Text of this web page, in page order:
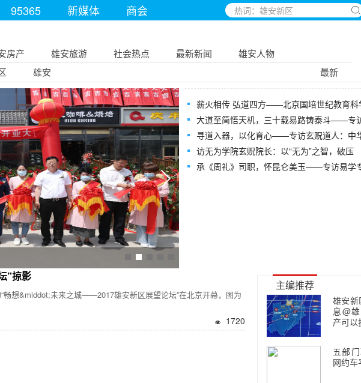
95365 新媒体 商会
房产 雄安旅游 社会热点 最新新闻
雄安人物
雄安 最新
薪火相传 弘道四方——北京国培世纪教育科
大道至简悟天机，三十载易路铸泰斗——专
寻道入器，以化育心——专访玄贶道人：中
访无为学院玄贶院长：以“无为”之智，破压
承《周礼》司职，怀昆仑美玉——专访易学
”掠影
&middot;未来之城——2017雄安新区展望论坛”在北京开幕，图为
1720
主编推荐
雄安
息@
产可以
五部
网约车